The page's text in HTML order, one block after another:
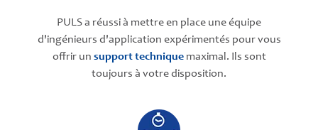
PULS a réussi à mettre en place une équipe
d'ingénieurs d'application expérimentés pour vous
offrir un support techniquemaximal. Ils sont
toujours à votre disposition.